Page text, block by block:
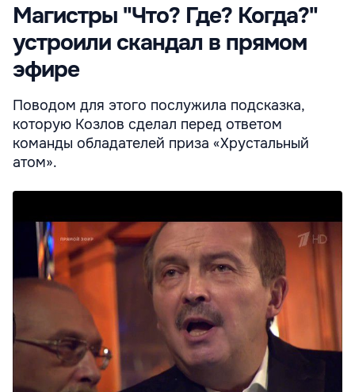
Магистры "Что? Где? Когда?"
устроили скандал в прямом
эфире
Поводом для этого послужила подсказка,
которую Козлов сделал перед ответом
команды обладателей приза «Хрустальный
атом».